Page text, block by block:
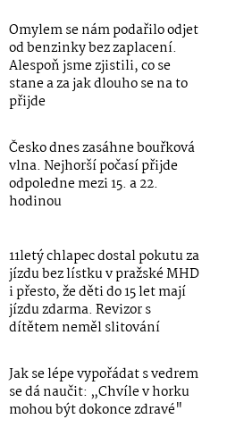
Omylem se nám podařilo odjet
od benzinky bez zaplacení.
Alespoň jsme zjistili, co se
stane a za jak dlouho se na to
přijde
Česko dnes zasáhne bouřková
vlna. Nejhorší počasí přijde
odpoledne mezi 15. a 22.
hodinou
11letý chlapec dostal pokutu za
jízdu bez lístku v pražské MHD
i přesto, že děti do 15 let mají
jízdu zdarma. Revizor s
dítětem neměl slitování
Jak se lépe vypořádat s vedrem
se dá naučit: „Chvíle v horku
mohou být dokonce zdravé"